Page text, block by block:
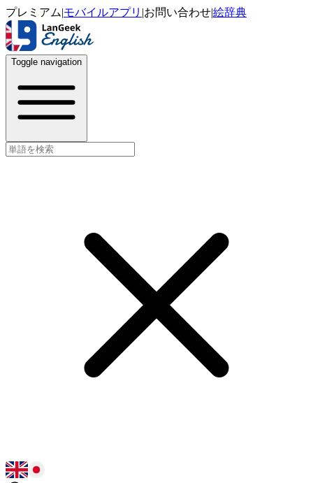
プレミアム|モバイルアプリ |お問い合わせ|絵辞典
Toggle navigation